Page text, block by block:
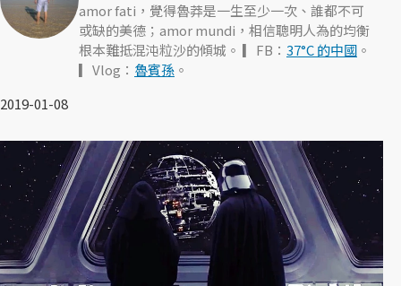
amor fati，覺得魯莽是一生至少一次、誰都不可
或缺的美德；amor mundi，相信聰明人為的均衡
根本難抵混沌粒沙的傾城。 ▎FB： 37°C 的中國 。
▎Vlog： 魯賓孫 。
2019-01-08